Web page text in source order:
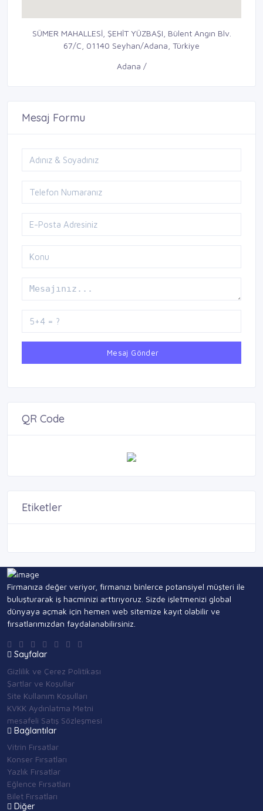
SÜMER MAHALLESİ, ŞEHİT YÜZBAŞI, Bülent Angın Blv.
67/C, 01140 Seyhan/Adana, Türkiye
Adana /
Mesaj Formu
Mesaj Gönder
QR Code
Etiketler
Firmanıza değer veriyor, firmanızı binlerce potansiyel müşteri ile
buluşturarak iş hacminizi arttırıyoruz. Sizde işletmenizi global
dünyaya açmak için hemen web sitemize kayıt olabilir ve
fırsatlarımızdan faydalanabilirsiniz.
Sayfalar
Gizlilik ve Çerez Politikası
Şartlar ve Koşullar
Site Kullanım Koşulları
KVKK Aydınlatma Metni
mesafeli Satış Sözleşmesi
Bağlantılar
Vitrin Fırsatlar
Konser Fırsatları
Yazlık Fırsatlar
Eğlence Fırsatları
Bilet Fırsatları
Diğer